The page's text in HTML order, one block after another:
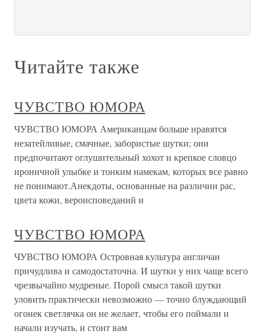
Читайте также
ЧУВСТВО ЮМОРА
ЧУВСТВО ЮМОРА Американцам больше нравятся
незатейливые, смачные, забористые шутки; они
предпочитают оглушительный хохот и крепкое словцо
ироничной улыбке и тонким намекам, которых все равно
не понимают.Анекдоты, основанные на различии рас,
цвета кожи, вероисповеданий и
ЧУВСТВО ЮМОРА
ЧУВСТВО ЮМОРА Островная культура англичан
причудлива и самодостаточна. И шутки у них чаще всего
чрезвычайно мудреные. Порой смысл такой шутки
уловить практически невозможно — точно блуждающий
огонек светлячка он не желает, чтобы его поймали и
начали изучать, и стоит вам